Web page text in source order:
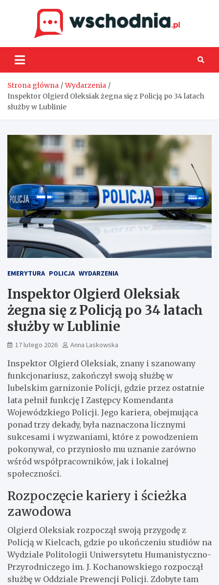
Strona główna
Wydarzenia
Inspektor Olgierd Oleksiak żegna się z Policją po 34 latach
służby w Lublinie
EMERYTURA POLICJA WYDARZENIA
Inspektor Olgierd Oleksiak
żegna się z Policją po 34 latach
służby w Lublinie
17 lutego 2026 Anna Laskowska
Inspektor Olgierd Oleksiak, znany i szanowany
funkcjonariusz, zakończył swoją służbę w
lubelskim garnizonie Policji, gdzie przez ostatnie
lata pełnił funkcję I Zastępcy Komendanta
Wojewódzkiego Policji. Jego kariera, obejmująca
ponad trzy dekady, była naznaczona licznymi
sukcesami i wyzwaniami, które z powodzeniem
pokonywał, co przyniosło mu uznanie zarówno
wśród współpracowników, jak i lokalnej
społeczności.
Rozpoczęcie kariery i ścieżka
zawodowa
Olgierd Oleksiak rozpoczął swoją przygodę z
Policją w Kielcach, gdzie po ukończeniu studiów na
Wydziale Politologii Uniwersytetu Humanistyczno-
Przyrodniczego im. J. Kochanowskiego rozpoczął
służbę w Oddziale Prewencji Policji. Zdobyte tam